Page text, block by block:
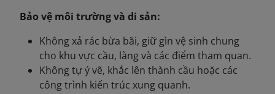
Bảo vệ môi trường và di sản:
Không xả rác bừa bãi, giữ gìn vệ sinh chung
cho khu vực cầu, làng và các điểm tham quan.
Không tự ý vẽ, khắc lên thành cầu hoặc các
công trình kiến trúc xung quanh.